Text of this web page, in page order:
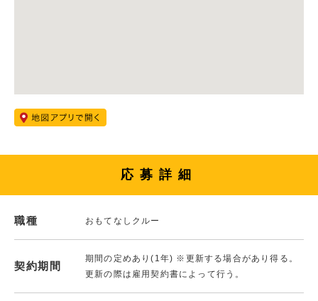
応募詳細
職種 おもてなしクルー
契約期間
期間の定めあり(1年) ※更新する場合があり得る。
更新の際は雇用契約書によって行う。